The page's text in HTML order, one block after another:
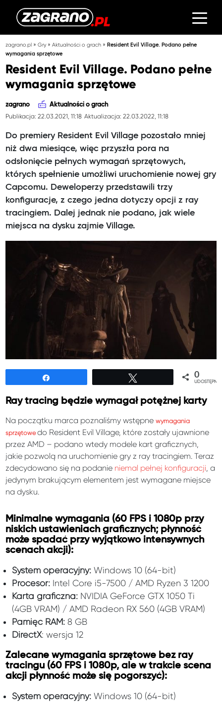
zagrano.pl »Gry»Aktualności o grach »Resident Evil Village. Podano pełne
wymagania sprzętowe
Resident Evil Village. Podano pełne
wymagania sprzętowe
zagrano Aktualności o grach
Publikacja: 22.03.2021, 11:18 Aktualizacja: 22.03.2022, 11:18
Do premiery Resident Evil Village pozostało mniej
niż dwa miesiące, więc przyszła pora na
odsłonięcie pełnych wymagań sprzętowych,
których spełnienie umożliwi uruchomienie nowej gry
Capcomu. Deweloperzy przedstawili trzy
konfiguracje, z czego jedna dotyczy opcji z ray
tracingiem. Dalej jednak nie podano, jak wiele
miejsca na dysku zajmie Village.
0
Ray tracing będzie wymagał potężnej karty
Na początku marca poznaliśmy wstępnewymagania
sprzętowedo Resident Evil Village, które zostały ujawnione
przez AMD – podano wtedy modele kart graficznych,
jakie pozwolą na uruchomienie gry z ray tracingiem. Teraz
zdecydowano się na podanie niemal pełnej konfiguracji, a
jedynym brakującym elementem jest wymagane miejsce
na dysku.
Minimalne wymagania (60 FPS i 1080p przy
niskich ustawieniach graficznych; płynność
może spadać przy wyjątkowo intensywnych
scenach akcji):
System operacyjny:Windows 10 (64-bit)
Procesor:Intel Core i5-7500 / AMD Ryzen 3 1200
Karta graficzna:NVIDIA GeForce GTX 1050 Ti
(4GB VRAM) / AMD Radeon RX 560 (4GB VRAM)
Pamięć RAM:8 GB
DirectX: wersja 12
Zalecane wymagania sprzętowe bez ray
tracingu (60 FPS i 1080p, ale w trakcie scena
akcji płynność może się pogorszyć):
System operacyjny: Windows 10 (64-bit)